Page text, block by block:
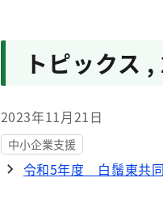
トピックス ,
2023年11月21日
中小企業支援
令和5年度 白鬚東共同